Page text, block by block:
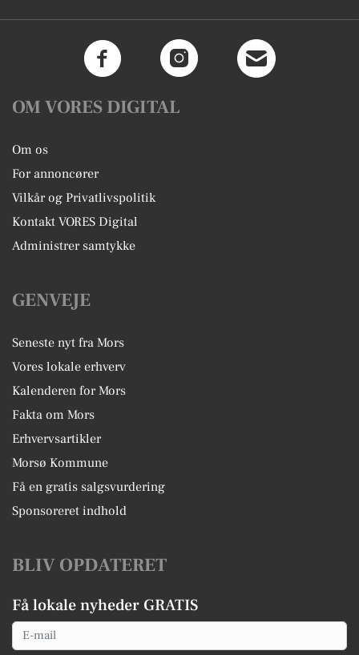
OM VORES DIGITAL
Om os
For annoncører
Vilkår og Privatlivspolitik
Kontakt VORES Digital
Administrer samtykke
GENVEJE
Seneste nyt fra Mors
Vores lokale erhverv
Kalenderen for Mors
Fakta om Mors
Erhvervsartikler
Morsø Kommune
Få en gratis salgsvurdering
Sponsoreret indhold
BLIV OPDATERET
Få lokale nyheder GRATIS
Email